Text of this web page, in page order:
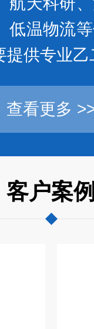
低温物流
提供专业
查看更多
客户案